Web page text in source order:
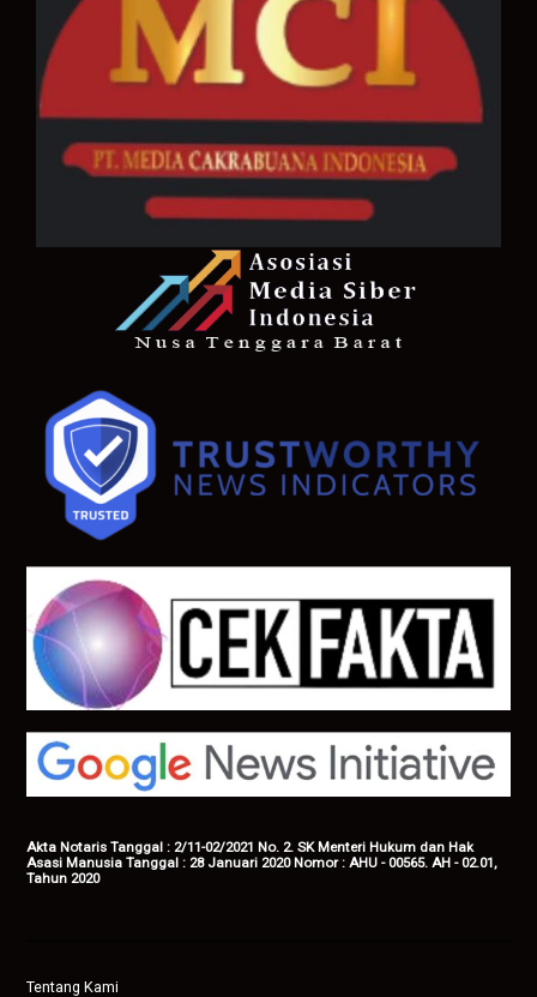
Akta Notaris Tanggal : 2/11-02/2021 No. 2. SK Menteri Hukum dan Hak
Asasi Manusia Tanggal : 28 Januari 2020 Nomor : AHU - 00565. AH - 02.01,
Tahun 2020
Tentang Kami